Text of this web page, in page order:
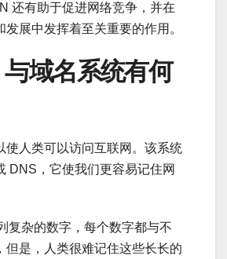
还有助于促进网络竞争，并在
发展中发挥着至关重要的作用。
域名系统有何
使人类可以访问互联网。该系统
DNS，它使我们更容易记住网
复杂的数字，每个数字都与不
但是，人类很难记住这些长长的